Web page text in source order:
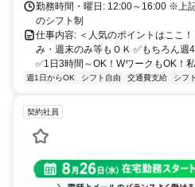
勤務時間・曜日: 12:00～16:00 ※上
のシフト制
仕事内容: ＜人気のポイントはここ
み・週末のみ等もＯＫ ✅もちろん
✅1日3時間～OK！WワークもOK！
週1日からOK シフト自由 交通費支給 シフ
契約社員